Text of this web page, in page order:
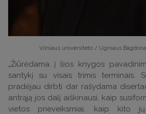
Vilniaus universiteto / Ugniaus
„Žiūrėdama į šios knygos
santykį su visais trimis terminais.
pradėjau dirbti dar rašydama
antrąją jos dalį aiškinausi, kaip
vietos prieveiksmiai, kaip kito